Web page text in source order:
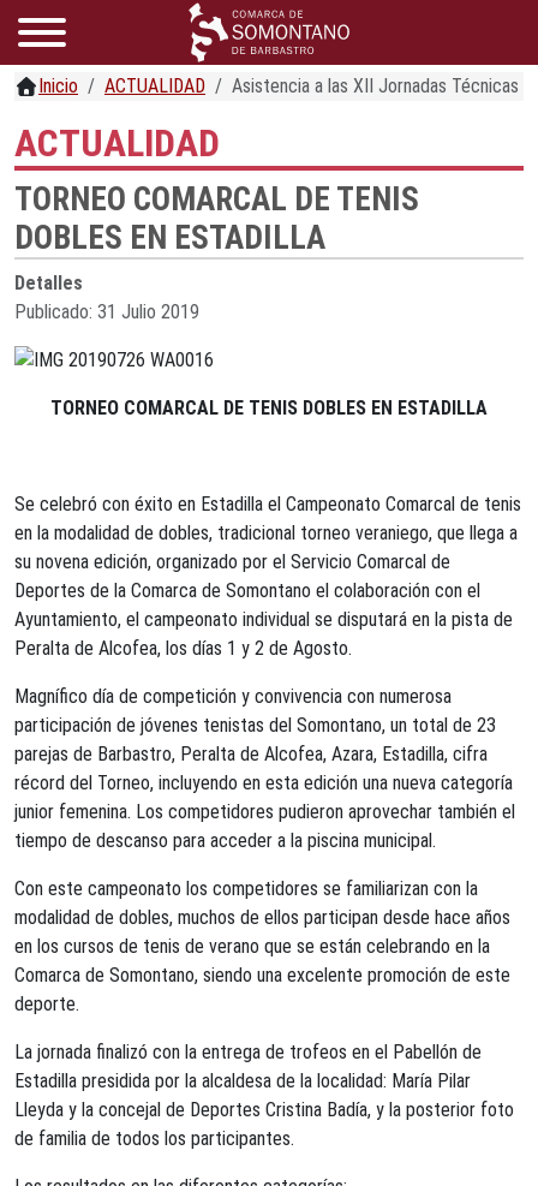
Inicio ACTUALIDAD Asistencia a las XII Jornadas Técnicas
ACTUALIDAD
TORNEO COMARCAL DE TENIS
DOBLES EN ESTADILLA
Detalles
Publicado: 31 Julio 2019
TORNEO COMARCAL DE TENIS DOBLES EN ESTADILLA
Se celebró con éxito en Estadilla el Campeonato Comarcal de tenis
en la modalidad de dobles, tradicional torneo veraniego, que llega a
su novena edición, organizado por el Servicio Comarcal de
Deportes de la Comarca de Somontano el colaboración con el
Ayuntamiento, el campeonato individual se disputará en la pista de
Peralta de Alcofea, los días 1 y 2 de Agosto.
Magnífico día de competición y convivencia con numerosa
participación de jóvenes tenistas del Somontano, un total de 23
parejas de Barbastro, Peralta de Alcofea, Azara, Estadilla, cifra
récord del Torneo, incluyendo en esta edición una nueva categoría
junior femenina. Los competidores pudieron aprovechar también el
tiempo de descanso para acceder a la piscina municipal.
Con este campeonato los competidores se familiarizan con la
modalidad de dobles, muchos de ellos participan desde hace años
en los cursos de tenis de verano que se están celebrando en la
Comarca de Somontano, siendo una excelente promoción de este
deporte.
La jornada finalizó con la entrega de trofeos en el Pabellón de
Estadilla presidida por la alcaldesa de la localidad: María Pilar
Lleyda y la concejal de Deportes Cristina Badía, y la posterior foto
de familia de todos los participantes.